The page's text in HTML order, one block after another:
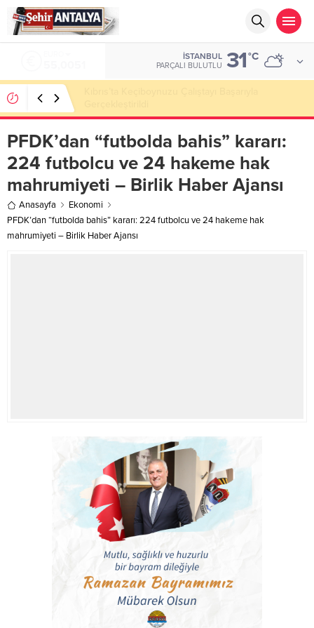
İSTANBUL
PARÇALI BULUTLU 31°C
PFDK’dan “futbolda bahis” kararı:
224 futbolcu ve 24 hakeme hak
mahrumiyeti – Birlik Haber Ajansı
Anasayfa
Ekonomi
PFDK’dan “futbolda bahis” kararı: 224 futbolcu ve 24 hakeme hak
mahrumiyeti – Birlik Haber Ajansı